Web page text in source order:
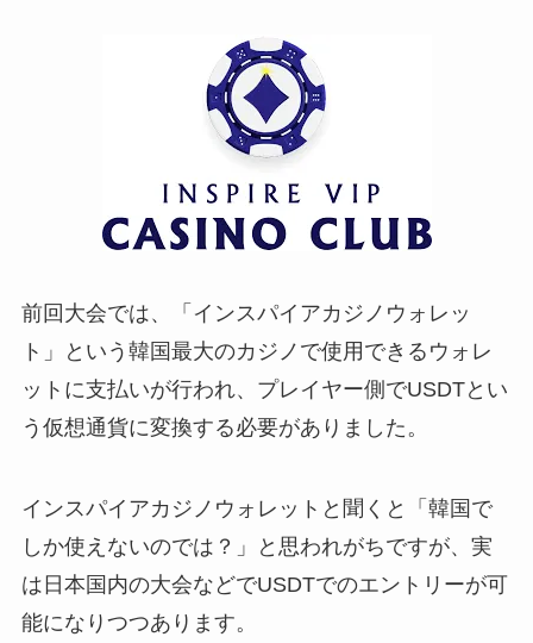
前回大会では、「インスパイアカジノウォレッ
ト」という韓国最大のカジノで使用できるウォレ
ットに支払いが行われ、プレイヤー側でUSDTとい
う仮想通貨に変換する必要がありました。
インスパイアカジノウォレットと聞くと「韓国で
しか使えないのでは？」と思われがちですが、実
は日本国内の大会などでUSDTでのエントリーが可
能になりつつあります。